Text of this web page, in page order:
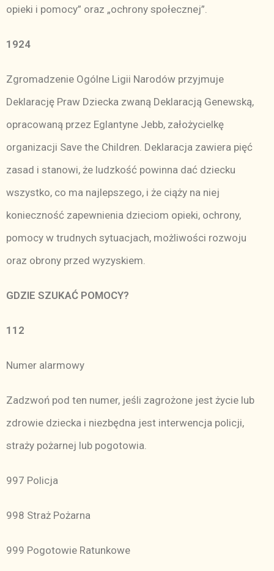
opieki i pomocy” oraz „ochrony społecznej”.
1924
Zgromadzenie Ogólne Ligii Narodów przyjmuje
Deklarację Praw Dziecka zwaną Deklaracją Genewską,
opracowaną przez Eglantyne Jebb, założycielkę
organizacji Save the Children. Deklaracja zawiera pięć
zasad i stanowi, że ludzkość powinna dać dziecku
wszystko, co ma najlepszego, i że ciąży na niej
konieczność zapewnienia dzieciom opieki, ochrony,
pomocy w trudnych sytuacjach, możliwości rozwoju
oraz obrony przed wyzyskiem.
GDZIE SZUKAĆ POMOCY?
112
Numer alarmowy
Zadzwoń pod ten numer, jeśli zagrożone jest życie lub
zdrowie dziecka i niezbędna jest interwencja policji,
straży pożarnej lub pogotowia.
997 Policja
998 Straż Pożarna
999 Pogotowie Ratunkowe